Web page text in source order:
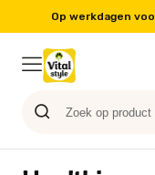
Op werkdagen